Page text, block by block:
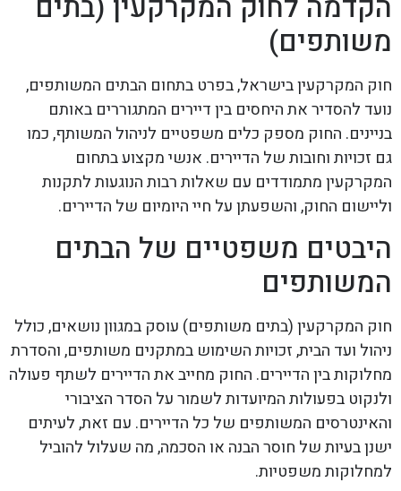
משותפים)
חוק המקרקעין בישראל, בפרט בתחום הבתים המשותפים,
נועד להסדיר את היחסים בין דיירים המתגוררים באותם
בניינים. החוק מספק כלים משפטיים לניהול המשותף, כמו
גם זכויות וחובות של הדיירים. אנשי מקצוע בתחום
המקרקעין מתמודדים עם שאלות רבות הנוגעות לתקנות
וליישום החוק, והשפעתן על חיי היומיום של הדיירים.
היבטים משפטיים של הבתים
המשותפים
חוק המקרקעין (בתים משותפים) עוסק במגוון נושאים, כולל
ניהול ועד הבית, זכויות השימוש במתקנים משותפים, והסדרת
מחלוקות בין הדיירים. החוק מחייב את הדיירים לשתף פעולה
ולנקוט בפעולות המיועדות לשמור על הסדר הציבורי
והאינטרסים המשותפים של כל הדיירים. עם זאת, לעיתים
ישנן בעיות של חוסר הבנה או הסכמה, מה שעלול להוביל
למחלוקות משפטיות.